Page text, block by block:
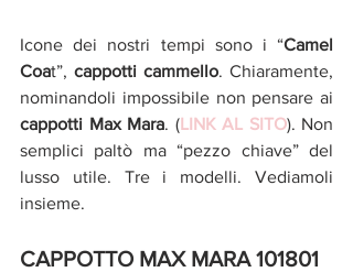
Icone dei nostri tempi sono i “Camel
Coat”, cappotti cammello. Chiaramente,
cappotti Max Mara. (LINK AL SITO). Non
semplici paltò ma “pezzo chiave” del
lusso utile. Tre i modelli. Vediamoli
insieme.
CAPPOTTO MAX MARA 101801